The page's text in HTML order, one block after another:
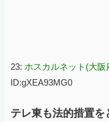
23: ホスカルネット(大阪
ID:gXEA93MG0
テレ東も法的措置